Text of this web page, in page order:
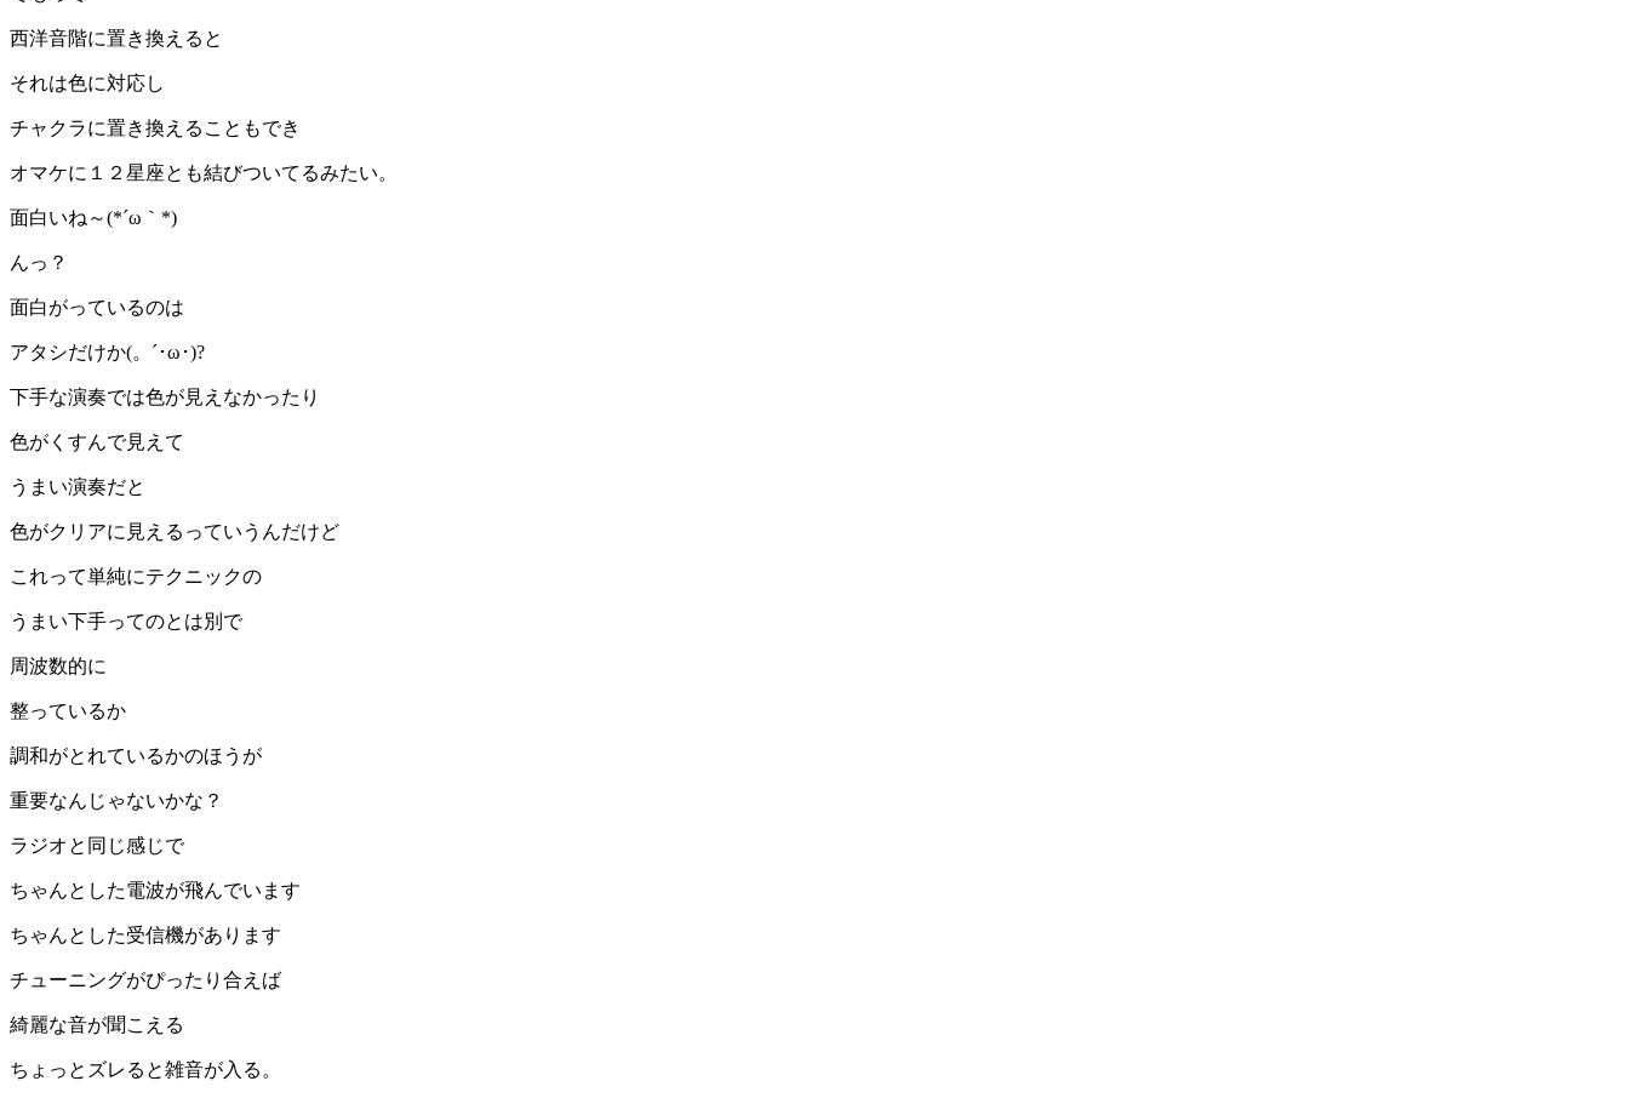
西洋音階に置き換えると
それは色に対応し
チャクラに置き換えることもでき
オマケに１２星座とも結びついてるみたい。
面白いね～(*´ω｀*)
んっ？
面白がっているのは
アタシだけか(。´･ω･)?
下手な演奏では色が見えなかったり
色がくすんで見えて
うまい演奏だと
色がクリアに見えるっていうんだけど
これって単純にテクニックの
うまい下手ってのとは別で
周波数的に
整っているか
調和がとれているかのほうが
重要なんじゃないかな？
ラジオと同じ感じで
ちゃんとした電波が飛んでいます
ちゃんとした受信機があります
チューニングがぴったり合えば
綺麗な音が聞こえる
ちょっとズレると雑音が入る。